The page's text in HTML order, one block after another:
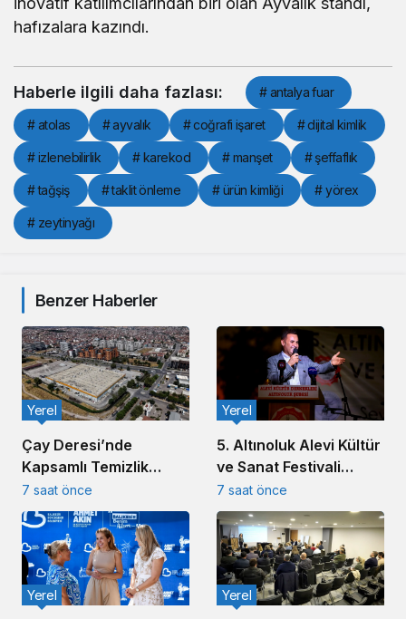
hafızalara kazındı.
Haberle ilgili daha fazlası: # antalya fuar
# atolas # ayvalık # coğrafi işaret # dijital kimlik
# izlenebilirlik # karekod # manşet # şeffaflık
# tağşiş # taklit önleme # ürün kimliği # yörex
# zeytinyağı
Benzer Haberler
Çay Deresi’nde
Kapsamlı Temizlik
Çalışması Başlatıldı
Yerel
7 saat önce
5. Altınoluk Alevi Kültür
ve Sanat Festivali
Başladı
Yerel
7 saat önce
Yerel Yerel